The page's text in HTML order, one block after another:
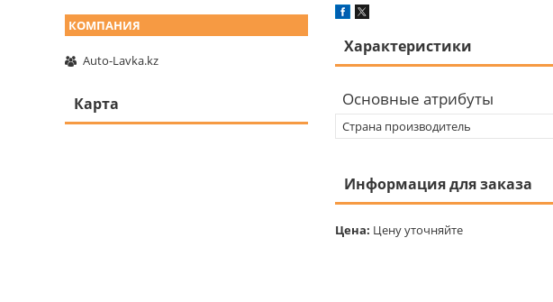
Характеристики
Основные атрибуты
Страна производитель
Информация для заказа
Цена: Цену уточняйте
Auto-Lavka.kz
Карта